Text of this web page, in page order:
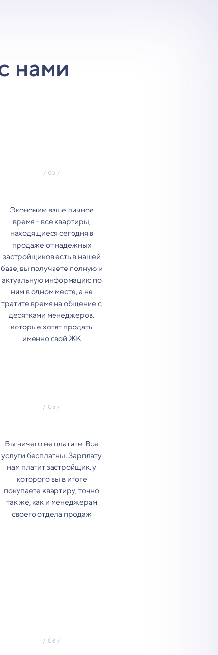
нами
Экономим ваше личное
время - все квартиры,
находящиеся сегодня в
продаже от надежных
застройщиков есть в нашей
базе, вы получаете полную и
актуальную информацию по
ним в одном месте, а не
тратите время на общение с
десятками менеджеров,
которые хотят продать
именно свой ЖК
Вы ничего не платите. Все
услуги бесплатны. Зарплату
нам платит застройщик, у
которого вы в итоге
покупаете квартиру, точно
так же, как и менеджерам
своего отдела продаж